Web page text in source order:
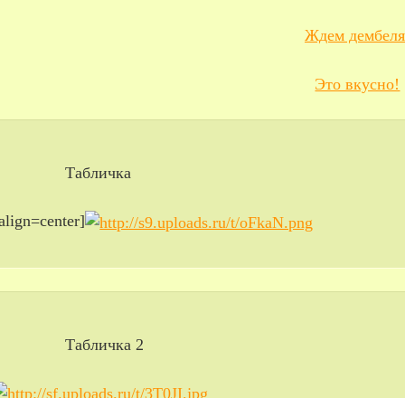
Ждем
Это вкусно!
Табличка
Табличка 2